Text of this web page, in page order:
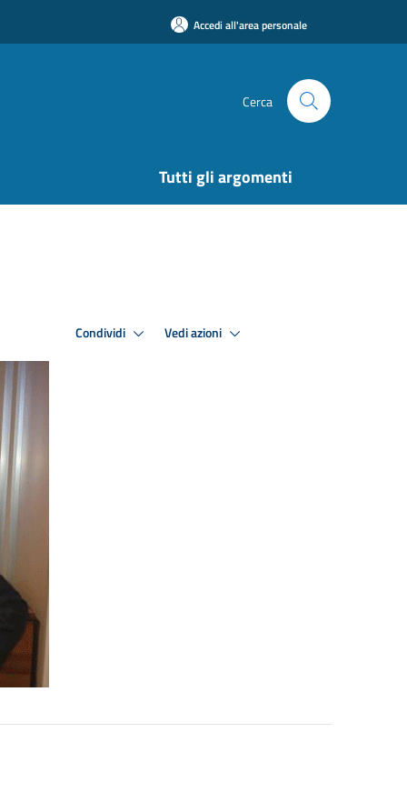
Accedi all'area personale
Cerca
Tutti gli argomenti
Condividi Vedi azioni